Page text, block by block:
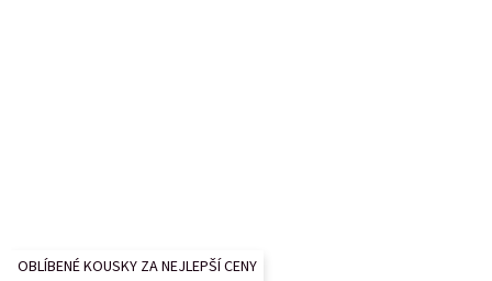
OBLÍBENÉ KOUSKY ZA NEJLEPŠÍ CENY